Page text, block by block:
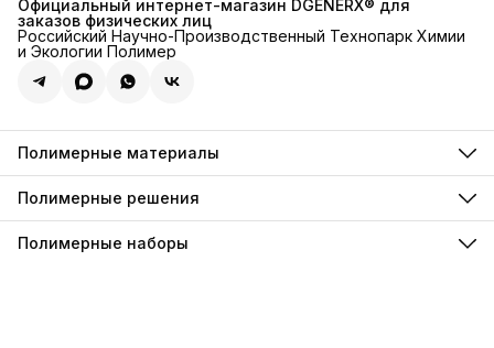
Официальный интернет-магазин DGENERX® для
заказов физических лиц
Российский Научно-Производственный Технопарк Химии
и Экологии Полимер
Полимерные материалы
Полимерные инъекции
Полимерные грунтовки
Полимерные компаунды
Полимерные фиксаторы
Полимерные решения
Для декоративного хромирования
Для искусственной травы
Для резиновой крошки
Полимерные наборы